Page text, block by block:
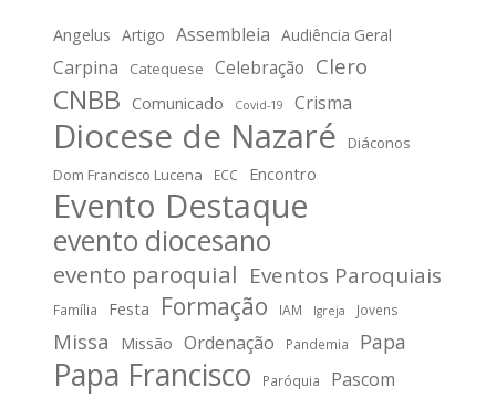
Angelus Artigo Assembleia Audiência Geral
Carpina Catequese Celebração Clero
CNBB Comunicado Covid-19 Crisma
Diocese de Nazaré
Diáconos
Dom Francisco Lucena
ECC Encontro
Evento Destaque
evento diocesano
evento paroquial Eventos Paroquiais
Família Festa Formação IAM Igreja Jovens
Missa Missão Ordenação Pandemia Papa
Papa Francisco Paróquia
Pascom